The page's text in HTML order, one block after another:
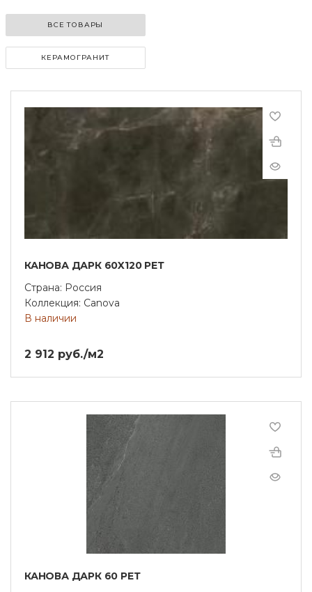
ВСЕ ТОВАРЫ
КЕРАМОГРАНИТ
КАНОВА ДАРК 60X120 РЕТ
Страна: Россия
Коллекция: Canova
В наличии
2 912 руб./м2
КАНОВА ДАРК 60 РЕТ